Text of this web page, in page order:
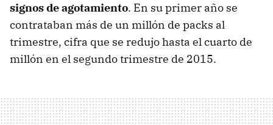
signos de agotamiento. En su primer año se
contrataban más de un millón de packs al
trimestre, cifra que se redujo hasta el cuarto de
millón en el segundo trimestre de 2015.